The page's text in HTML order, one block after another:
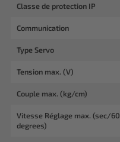
Classe de protection IP
Communication
Type Servo
Tension max. (V)
Couple max. (kg/cm)
Vitesse Réglage max. (sec/60
degrees)